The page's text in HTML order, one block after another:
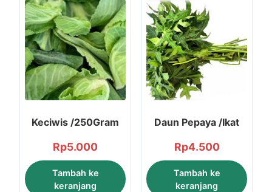
Keciwis /250Gram
Rp5.000
Tambah ke
keranjang
Daun Pepaya /Ikat
Rp4.500
Tambah ke
keranjang